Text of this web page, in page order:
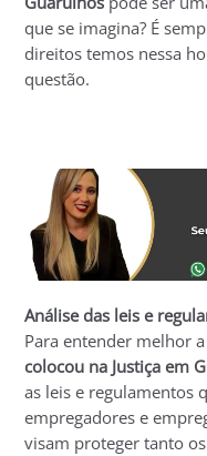
que se imagina? É
direitos temos nessa
questão.
Análise das leis e
Para entender melhor
colocou na Justiça em
as leis e regulamentos
empregadores e
visam proteger tanto